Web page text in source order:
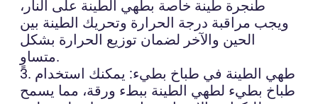
طنجرة طينة خاصة بطهي الطينة على النار،
ويجب مراقبة درجة الحرارة وتحريك الطينة بين
الحين والآخر لضمان توزيع الحرارة بشكل
متساوٍ.
3. طهي الطينة في طباخ بطيء: يمكنك استخدام
طباخ بطيء لطهي الطينة ببطء ورقة، مما يسمح